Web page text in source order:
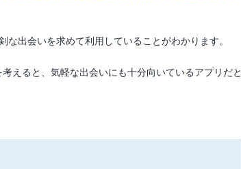
出会いを求めて利用していることがわかります。
えると、気軽な出会いにも十分向いているアプリだと